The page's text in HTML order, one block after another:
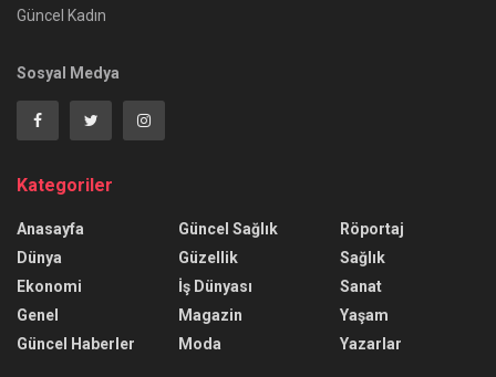
Güncel Kadın
Sosyal Medya
Kategoriler
Anasayfa
Dünya
Ekonomi
Genel
Güncel Haberler
Güncel Sağlık
Güzellik
İş Dünyası
Magazin
Moda
Röportaj
Sağlık
Sanat
Yaşam
Yazarlar